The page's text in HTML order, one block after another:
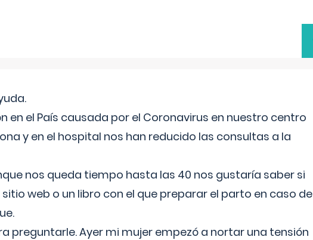
en el País causada por el Coronavirus en nuestro centro
y en el hospital nos han reducido las consultas a la
nos queda tiempo hasta las 40 nos gustaría saber si
web o un libro con el que preparar el parto en caso de
preguntarle. Ayer mi mujer empezó a nortar una tensión